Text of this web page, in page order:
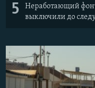
5
Неработающий
выключили до